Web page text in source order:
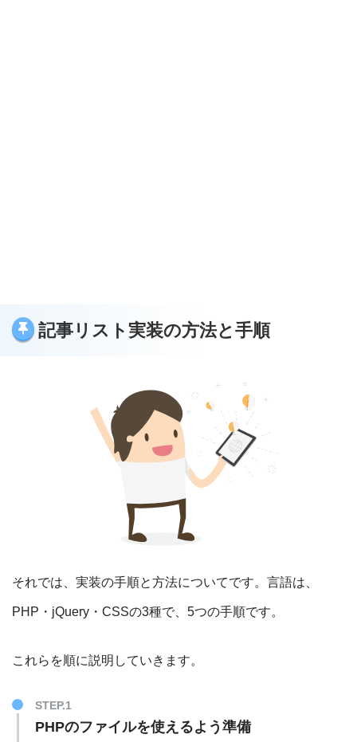
記事リスト実装の方法と手順
それでは、実装の手順と方法についてです。言語は、
PHP・jQuery・CSSの3種で、5つの手順です。
これらを順に説明していきます。
PHPのファイルを使えるよう準備